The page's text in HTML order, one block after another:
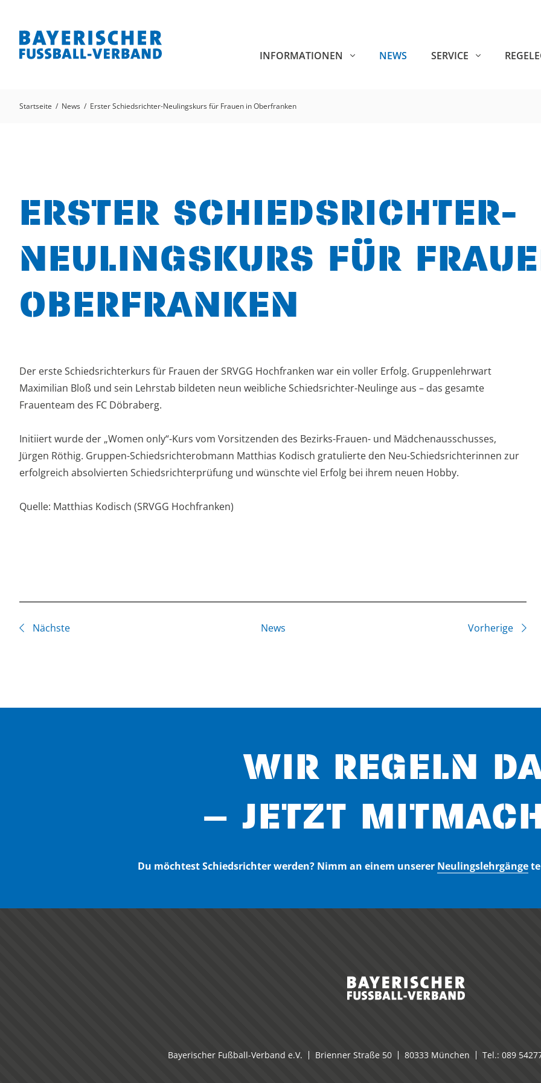
INFORMATIONEN NEWS SERVICE
Startseite News Erster Schiedsrichter-Neulingskurs für Frauen in Oberfranken
ERSTER SCHIEDSRICHTER-
NEULINGSKURS FÜR
OBERFRANKEN
Der erste Schiedsrichterkurs für Frauen der SRVGG Hochfranken war ein voller Erfolg. Gruppenlehrwart
Maximilian Bloß und sein Lehrstab bildeten neun weibliche Schiedsrichter-Neulinge aus – das gesamte
Frauenteam des FC Döbraberg.
Initiiert wurde der „Women only“-Kurs vom Vorsitzenden des Bezirks-Frauen- und Mädchenausschusses,
Jürgen Röthig. Gruppen-Schiedsrichterobmann Matthias Kodisch gratulierte den Neu-Schiedsrichterinnen zur
erfolgreich absolvierten Schiedsrichterprüfung und wünschte viel Erfolg bei ihrem neuen Hobby.
Quelle: Matthias Kodisch (SRVGG Hochfranken)
Nächste News Vorherige
WIR REGELN
– JETZT
Du möchtest Schiedsrichter werden? Nimm an einem unserer Neulingslehrgänge
Bayerischer Fußball-Verband e.V. Brienner Straße 50 80333 München Tel.: 089